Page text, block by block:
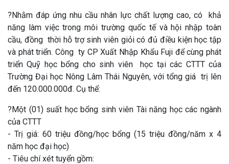
?Nhằm đáp ứng nhu cầu nhân lực chất lượng cao, có khả
năng làm việc trong môi trường quốc tế và hội nhập toàn
cầu, đồng thời hỗ trợ sinh viên giỏi có đủ điều kiện học tập
và phát triển. Công ty CP Xuất Nhập Khẩu Fuji để cùng phát
triển Quỹ học bổng cho sinh viên học tại các CTTT của
Trường Đại học Nông Lâm Thái Nguyên, với tổng giá trị lên
đến 120.000.000đ. Cụ thể:
?Một (01) suất học bổng sinh viên Tài năng học các ngành
của CTTT
- Trị giá: 60 triệu đồng/học bổng (15 triệu đồng/năm x 4
năm học đại học)
- Tiêu chí xét tuyển gồm: